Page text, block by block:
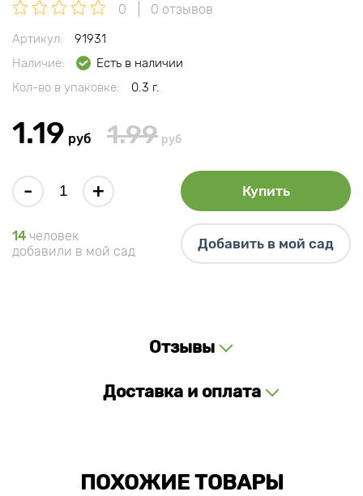
0 0 отзывов
Артикул:
91931
Наличие:
Есть в наличии
Кол-во в упаковке:
0.3 г.
1.19 руб 1.99 руб
- + Купить
14 человек
добавили в мой сад
Добавить в мой сад
Отзывы
Доставка и оплата
ПОХОЖИЕ ТОВАРЫ